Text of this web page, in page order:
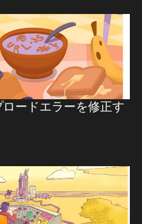
ードエラーを修正す